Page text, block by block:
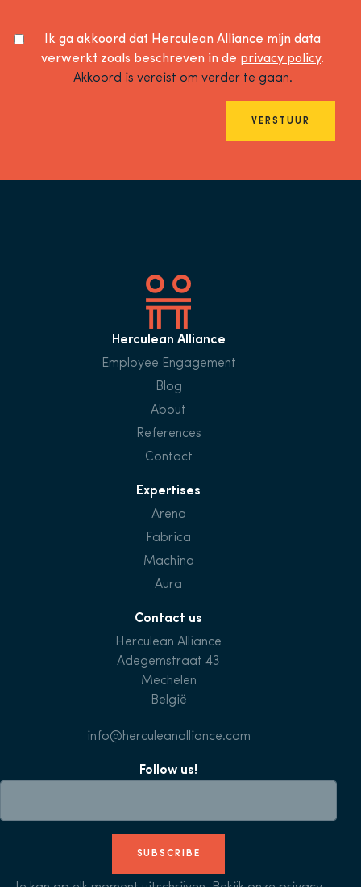
Ik ga akkoord dat Herculean Alliance mijn data
verwerkt zoals beschreven in de privacy policy.
Akkoord is vereist om verder te gaan.
VERSTUUR
Herculean Alliance
Employee Engagement
Blog
About
References
Contact
Expertises
Arena
Fabrica
Machina
Aura
Contact us
Herculean Alliance
Adegemstraat 43
Mechelen
België
info@herculeanalliance.com
Follow us!
SUBSCRIBE